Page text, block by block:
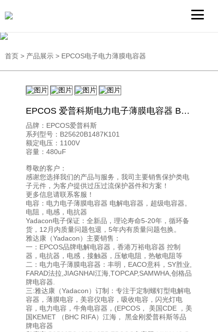
首页 > 产品展示 > EPCOS电子电力薄膜电容器
EPCOS 爱普科斯电力电子薄膜电容器 B25620B1487K101 1100V480UF
品牌：EPCOS爱普科斯
系列型号：B25620B1487K101
额定电压：1100V
容量：480uF
尊敬的客户：
感谢您选择我们的产品与服务，我司主要销售保护类电
子元件，为客户提供过压过流保护器件和方案！
更多信息请联系客服！
电容：电力电子薄膜电容器 电解电容器，超级电容器。
电阻，电感，电抗器
Yadacon电子保证：全新品，理论寿命5-20年，循环备
货，12月内质量问题包退，5年内有质量问题包换。
雅达康（Yadacon）主要销售：
一：EPCOS品牌电解电容器，香港万裕电容器 控制
器，电抗器，电感，接触器，压敏电阻，热敏电阻等
二：电力电子薄膜电容器：丰明，EACO意科，SY胜业,
FARAD法拉,JIAGNHAI江海,TOPCAP,SAMWHA,创格品
牌电容器.
三:雅达康（Yadacon）订制：专注于定制螺钉型电解电
容器，薄膜电容，美容仪电容，吸收电容，闪光灯电
容，电力电容，牛角电容器，(EPCOS， 美国CDE ，美
国KEMET （BHC RIFA）江海， 黑金刚爱普科斯等品
牌电容器